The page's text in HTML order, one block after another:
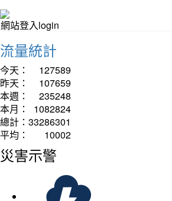
網站登入login
流量統計
今天：
127589
昨天：
107659
本週：
235248
本月：
1082824
總計： 33286301
平均：
10002
災害示警